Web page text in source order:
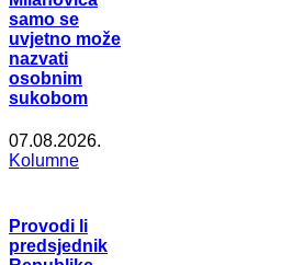
samo se
uvjetno može
nazvati
osobnim
sukobom
07.08.2026.
Kolumne
Provodi li
predsjednik